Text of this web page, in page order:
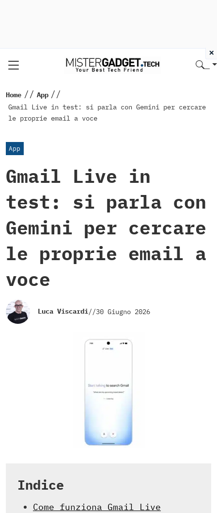
Home // App //
Gmail Live in test: si parla con Gemini per cercare
le proprie email a voce
App
Gmail Live in
test: si parla con
Gemini per cercare
le proprie email a
voce
Luca Viscardi//30 Giugno 2026
Indice
Come funziona Gmail Live
×